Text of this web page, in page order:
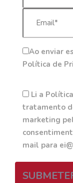
Ao enviar
Política de
Li a
tratamento
marketing
mail para